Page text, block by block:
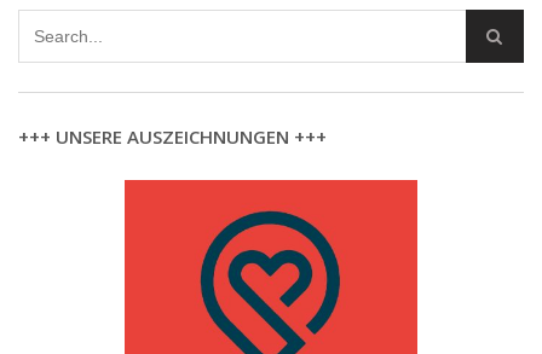
+++ UNSERE AUSZEICHNUNGEN +++